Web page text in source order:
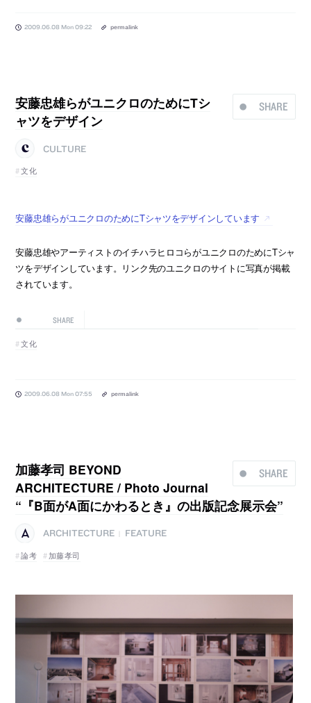
2009.06.08 Mon 09:22 permalink
SHARE
安藤忠雄らがユニクロのためにTシ
ャツをデザイン
CULTURE
文化
安藤忠雄らがユニクロのためにTシャツをデザインしています
安藤忠雄やアーティストのイチハラヒロコらがユニクロのためにTシャ
ツをデザインしています。リンク先のユニクロのサイトに写真が掲載
されています。
SHARE
文化
2009.06.08 Mon 07:55 permalink
SHARE
加藤孝司 BEYOND
ARCHITECTURE / Photo Journal
“『B面がA面にかわるとき』の出版記念展示会”
ARCHITECTURE
FEATURE
論考
加藤孝司